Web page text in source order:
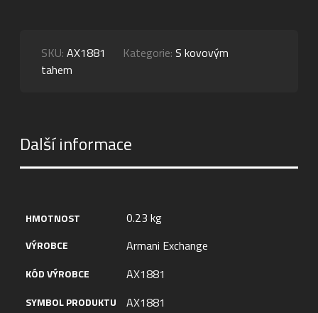
SKU:AX1881 Kategorie:S kovovým
tahem
Další informace
HMOTNOST 0.23 kg
VÝROBCE Armani Exchange
KÓD VÝROBCE AX1881
SYMBOL PRODUKTU AX1881